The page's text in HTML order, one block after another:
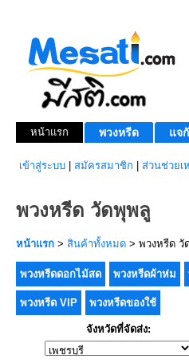
หน้าแรก พวงหรีด แจ
เข้าสู่ระบบ สมัครสมาชิก ส่วนช่วยเ
พวงหรีด วัดพุพลู
หน้าแรก > สินค้าทั้งหมด > พวงหรีด วั
พวงหรีดดอกไม้สด พวงหรีดผ้าห่ม
พวงหรีด VIP พวงหรีดของใช้
จังหวัดที่จัดส่ง: